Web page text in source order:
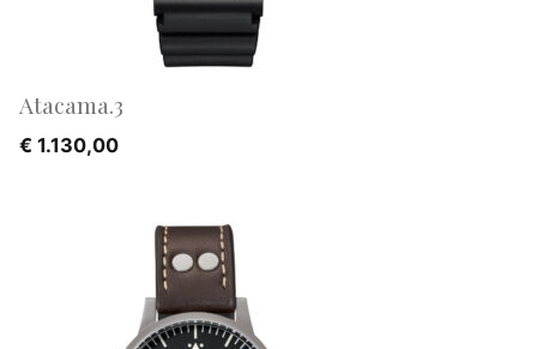
Atacama.3
€ 1.130,00